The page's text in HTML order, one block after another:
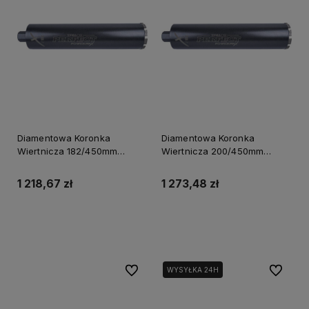
Diamentowa Koronka
Wiertnicza 182/450mm
1 218,67 zł
Diamentowa Koronka
Wiertnicza 200/450mm
1 273,48 zł
Do ulubionychWYSYŁKA 24H Do